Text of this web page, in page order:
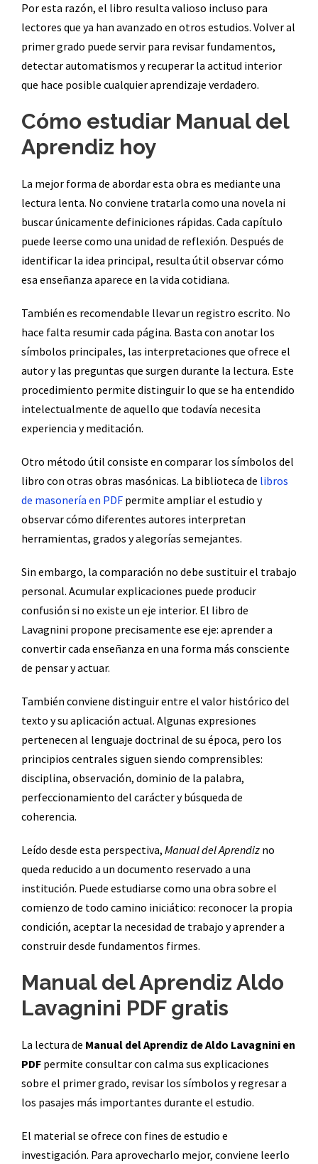
Por esta razón, el libro resulta valioso incluso para
lectores que ya han avanzado en otros estudios. Volver al
primer grado puede servir para revisar fundamentos,
detectar automatismos y recuperar la actitud interior
que hace posible cualquier aprendizaje verdadero.
Cómo estudiar Manual del
Aprendiz hoy
La mejor forma de abordar esta obra es mediante una
lectura lenta. No conviene tratarla como una novela ni
buscar únicamente definiciones rápidas. Cada capítulo
puede leerse como una unidad de reflexión. Después de
identificar la idea principal, resulta útil observar cómo
esa enseñanza aparece en la vida cotidiana.
También es recomendable llevar un registro escrito. No
hace falta resumir cada página. Basta con anotar los
símbolos principales, las interpretaciones que ofrece el
autor y las preguntas que surgen durante la lectura. Este
procedimiento permite distinguir lo que se ha entendido
intelectualmente de aquello que todavía necesita
experiencia y meditación.
Otro método útil consiste en comparar los símbolos del
libro con otras obras masónicas. La biblioteca de libros
de masonería en PDF permite ampliar el estudio y
observar cómo diferentes autores interpretan
herramientas, grados y alegorías semejantes.
Sin embargo, la comparación no debe sustituir el trabajo
personal. Acumular explicaciones puede producir
confusión si no existe un eje interior. El libro de
Lavagnini propone precisamente ese eje: aprender a
convertir cada enseñanza en una forma más consciente
de pensar y actuar.
También conviene distinguir entre el valor histórico del
texto y su aplicación actual. Algunas expresiones
pertenecen al lenguaje doctrinal de su época, pero los
principios centrales siguen siendo comprensibles:
disciplina, observación, dominio de la palabra,
perfeccionamiento del carácter y búsqueda de
coherencia.
Leído desde esta perspectiva, Manual del Aprendiz no
queda reducido a un documento reservado a una
institución. Puede estudiarse como una obra sobre el
comienzo de todo camino iniciático: reconocer la propia
condición, aceptar la necesidad de trabajo y aprender a
construir desde fundamentos firmes.
Manual del Aprendiz Aldo
Lavagnini PDF gratis
La lectura de Manual del Aprendiz de Aldo Lavagnini en
PDF permite consultar con calma sus explicaciones
sobre el primer grado, revisar los símbolos y regresar a
los pasajes más importantes durante el estudio.
El material se ofrece con fines de estudio e
investigación. Para aprovecharlo mejor, conviene leerlo